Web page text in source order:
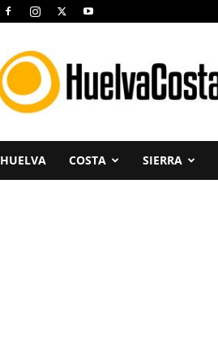
Huelva
Costa
HUELVA COSTA SIERRA